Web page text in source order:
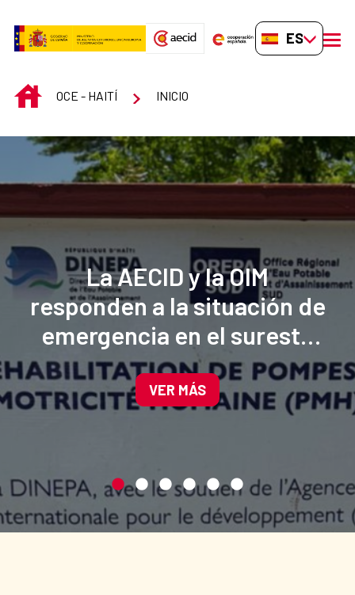
ES-ES
INICIOOCE - HAITÍ INICIO
La AECID y la OIM
responden a la situación de
emergencia en el sureste
de Haití para mejorar el
acceso al agua potable.
VER MÁS